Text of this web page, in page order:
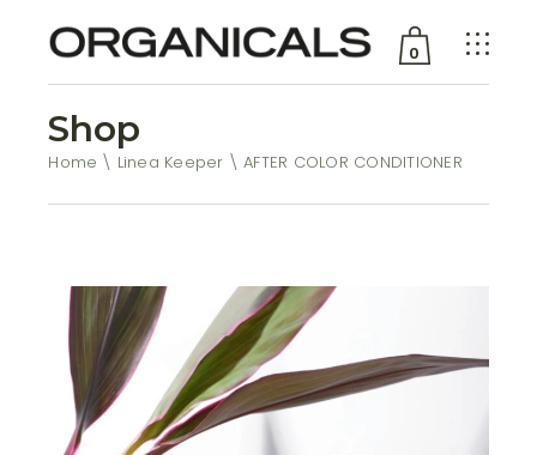
0
carrello
Shop
Home Linea Keeper AFTER COLOR CONDITIONER